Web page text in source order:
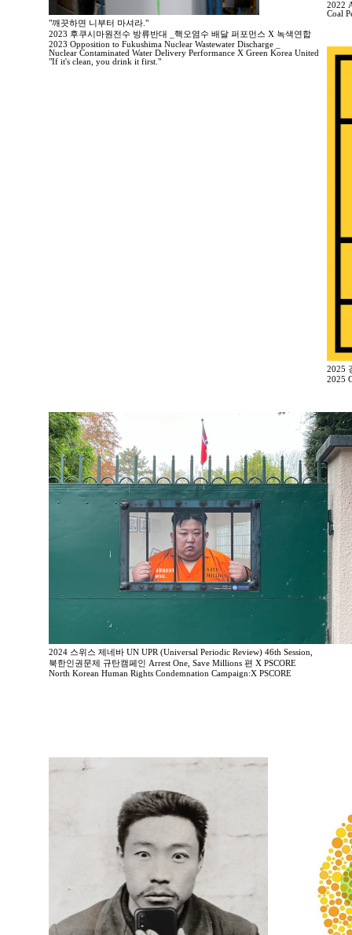
"깨끗하면 니부터 마셔라."
2023 후쿠시마원전수 방류반대 _핵오염수 배달 퍼포먼스 X 녹색연합
2023 Opposition to Fukushima Nuclear Wastewater Discharge _
Nuclear Contaminated Water Delivery Performance X Green Korea United
"If it's clean, you drink it first."
2022
Coal
2025
2025
2024 스위스 제네바 UN UPR (Universal Periodic Review) 46th Session,
북한인권문제 규탄캠페인 Arrest One, Save Millions 편 X PSCORE
North Korean Human Rights Condemnation Campaign:X PSCORE